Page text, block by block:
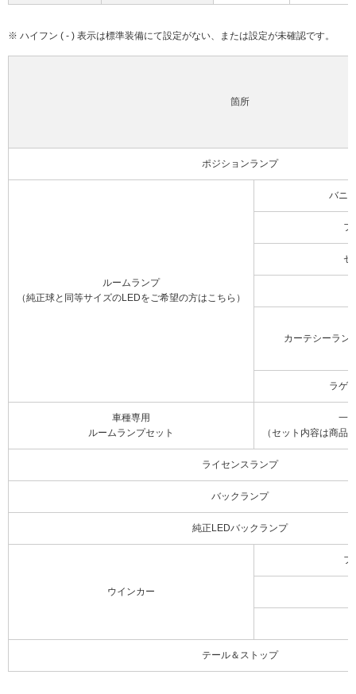
※ ハイフン ( - ) 表示は標準装備にて設定がない、または設定が未確認です。
箇所
ポジションランプ
ルームランプ
（純正球と同等サイズのLEDをご希望の方はこちら）
バニ
フ
セ
カーテシーラン
ラゲ
車種専用
ルームランプセット
一
（セット内容は商品
ライセンスランプ
バックランプ
純正LEDバックランプ
ウインカー
フ
テール＆ストップ